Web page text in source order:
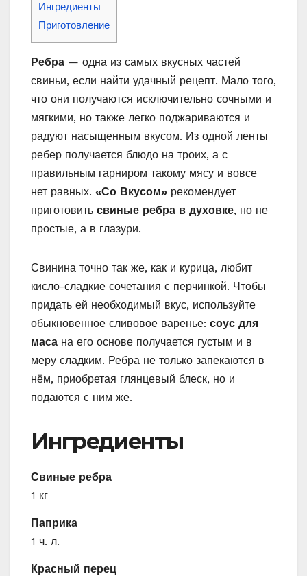
Ингредиенты
Приготовление
Ребра — одна из самых вкусных частей
свиньи, если найти удачный рецепт. Мало того,
что они получаются исключительно сочными и
мягкими, но также легко поджариваются и
радуют насыщенным вкусом. Из одной ленты
ребер получается блюдо на троих, а с
правильным гарниром такому мясу и вовсе
нет равных. «Со Вкусом» рекомендует
приготовить свиные ребра в духовке, но не
простые, а в глазури.
Свинина точно так же, как и курица, любит
кисло-сладкие сочетания с перчинкой. Чтобы
придать ей необходимый вкус, используйте
обыкновенное сливовое варенье: соус для
маса на его основе получается густым и в
меру сладким. Ребра не только запекаются в
нём, приобретая глянцевый блеск, но и
подаются с ним же.
Ингредиенты
Свиные ребра
1 кг
Паприка
1 ч. л.
Красный перец